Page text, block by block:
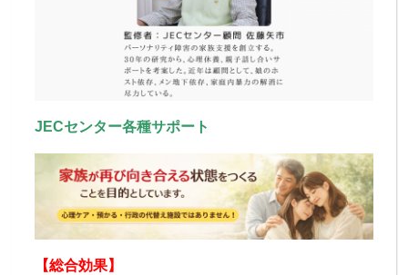
JECセンター各種サポート
【総合効果】